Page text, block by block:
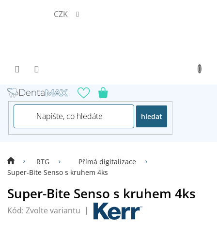
CZK
hledat
RTG
Přímá digitalizace
Super-Bite Senso s kruhem 4ks
Super-Bite Senso s kruhem 4ks
Kód: Zvolte variantu